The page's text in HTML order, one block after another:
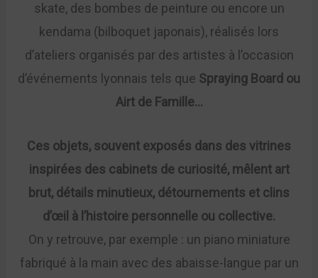
skate, des bombes de peinture ou encore un
kendama (bilboquet japonais), réalisés lors
d’ateliers organisés par des artistes à l’occasion
d’événements lyonnais tels que Spraying Board ou
Airt de Famille…
Ces objets, souvent exposés dans des vitrines
inspirées des cabinets de curiosité, mêlent art
brut, détails minutieux, détournements et clins
d’œil à l’histoire personnelle ou collective.
On y retrouve, par exemple : un piano miniature
fabriqué à la main avec des abaisse-langue par un